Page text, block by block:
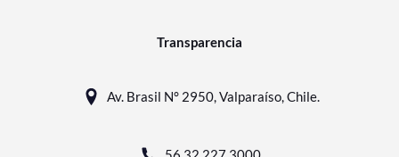
Transparencia
Av. Brasil N° 2950, Valparaíso, Chile.